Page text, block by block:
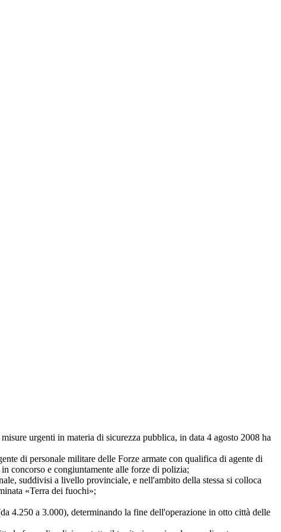
urgenti in materia di sicurezza pubblica, in data 4 agosto 2008 ha
di personale militare delle Forze armate con qualifica di agente di
concorso e congiuntamente alle forze di polizia;
suddivisi a livello provinciale, e nell'ambito della stessa si colloca
«Terra dei fuochi»;
a 3.000), determinando la fine dell'operazione in otto città delle